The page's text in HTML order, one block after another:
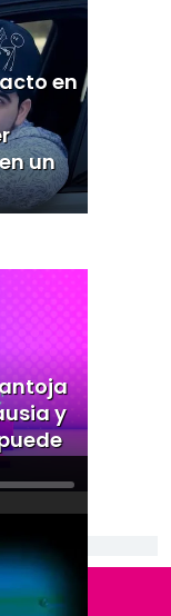
en
un
y